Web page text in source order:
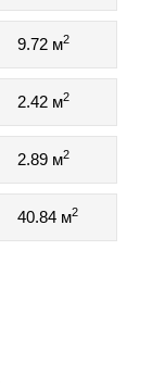
9.72 м2
2.42 м2
2.89 м2
40.84 м2